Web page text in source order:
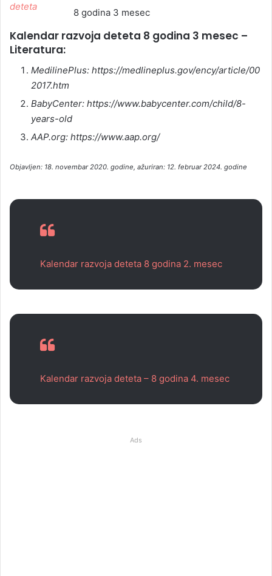
8 godina 3 mesec
deteta
Kalendar razvoja deteta 8 godina 3 mesec –
Literatura:
MedilinePlus: https://medlineplus.gov/ency/article/00
2017.htm
BabyCenter: https://www.babycenter.com/child/8-
years-old
AAP.org: https://www.aap.org/
Objavljen: 18. novembar 2020. godine, ažuriran: 12. februar 2024. godine
Kalendar razvoja deteta 8 godina 2. mesec
Kalendar razvoja deteta – 8 godina 4. mesec
Ads